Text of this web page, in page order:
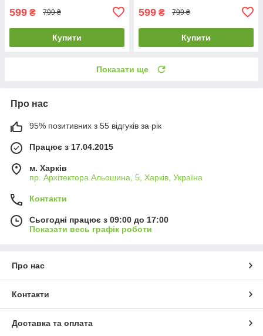
599 ₴ 799 ₴
Купити
599 ₴ 799 ₴
Купити
Показати ще
Про нас
95% позитивних з 55 відгуків за рік
Працює з 17.04.2015
м. Харків
пр. Архітектора Альошина, 5, Харків, Україна
Контакти
Сьогодні працює з 09:00 до 17:00
Показати весь графік роботи
Про нас
Контакти
Доставка та оплата